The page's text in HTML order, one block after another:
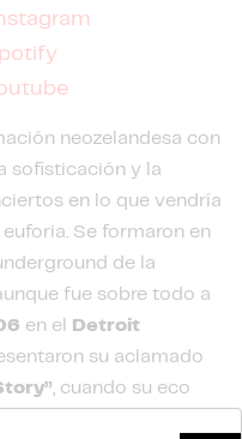
neozelandesa con
sofisticación y la
en lo que vendría
Se formaron en
de la
fue sobre todo a
en el
Detroit
su aclamado
, cuando su eco